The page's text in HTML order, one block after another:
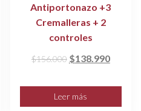
Antiportonazo +3
Cremalleras + 2
controles
$156.000 El
original
era:
$138.990El
actual
Leer más